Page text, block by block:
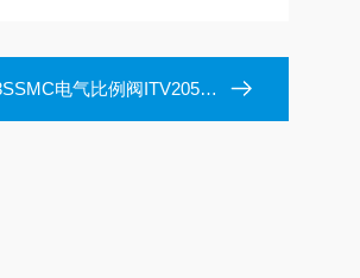
气比例阀ITV2050-312L/ITV1050-312CS2